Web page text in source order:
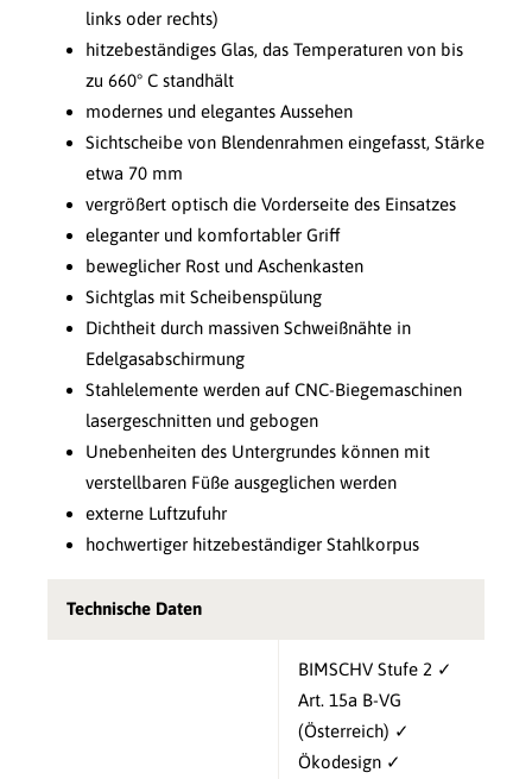
links oder rechts)
hitzebeständiges Glas, das Temperaturen von bis
zu 660° C standhält
modernes und elegantes Aussehen
Sichtscheibe von Blendenrahmen eingefasst, Stärke
etwa 70 mm
vergrößert optisch die Vorderseite des Einsatzes
eleganter und komfortabler Griff
beweglicher Rost und Aschenkasten
Sichtglas mit Scheibenspülung
Dichtheit durch massiven Schweißnähte in
Edelgasabschirmung
Stahlelemente werden auf CNC-Biegemaschinen
lasergeschnitten und gebogen
Unebenheiten des Untergrundes können mit
verstellbaren Füße ausgeglichen werden
externe Luftzufuhr
hochwertiger hitzebeständiger Stahlkorpus
Technische Daten
BIMSCHV Stufe 2 ✓
Art. 15a B-VG
(Österreich) ✓
Ökodesign ✓